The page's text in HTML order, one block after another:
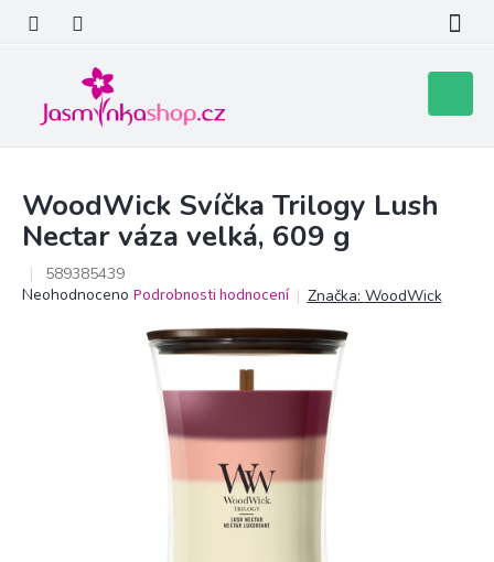
obsah
košík
WoodWick Svíčka Trilogy Lush
Nectar váza velká, 609 g
589385439
Průměrné
Neohodnoceno Podrobnosti hodnocení Značka: WoodWick